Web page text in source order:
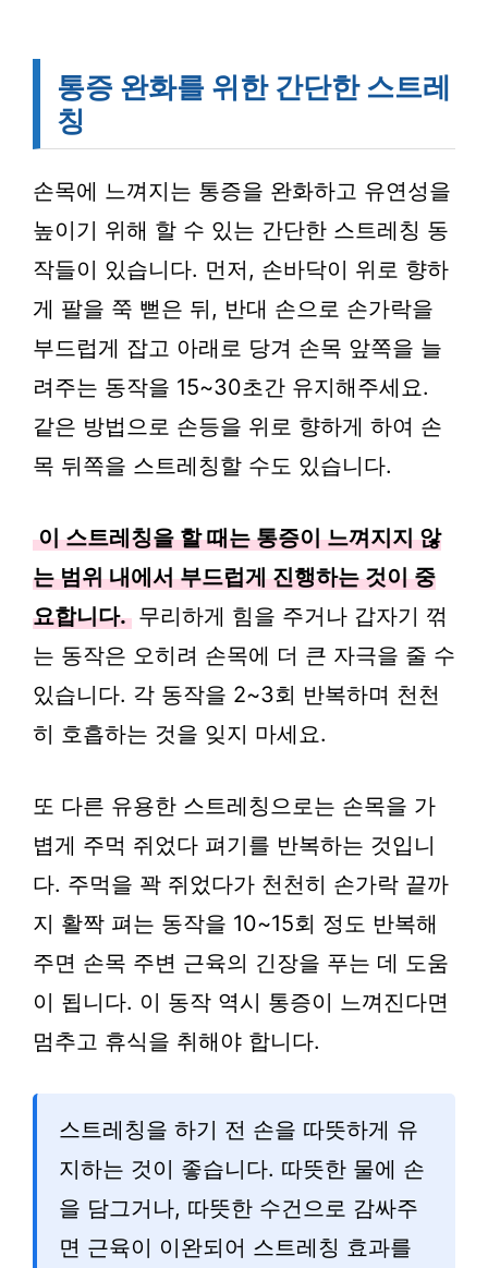
통증 완화를 위한 간단한 스트레
칭
손목에 느껴지는 통증을 완화하고 유연성을
높이기 위해 할 수 있는 간단한 스트레칭 동
작들이 있습니다. 먼저, 손바닥이 위로 향하
게 팔을 쭉 뻗은 뒤, 반대 손으로 손가락을
부드럽게 잡고 아래로 당겨 손목 앞쪽을 늘
려주는 동작을 15~30초간 유지해주세요.
같은 방법으로 손등을 위로 향하게 하여 손
목 뒤쪽을 스트레칭할 수도 있습니다.
이 스트레칭을 할 때는 통증이 느껴지지 않
는 범위 내에서 부드럽게 진행하는 것이 중
요합니다. 무리하게 힘을 주거나 갑자기 꺾
는 동작은 오히려 손목에 더 큰 자극을 줄 수
있습니다. 각 동작을 2~3회 반복하며 천천
히 호흡하는 것을 잊지 마세요.
또 다른 유용한 스트레칭으로는 손목을 가
볍게 주먹 쥐었다 펴기를 반복하는 것입니
다. 주먹을 꽉 쥐었다가 천천히 손가락 끝까
지 활짝 펴는 동작을 10~15회 정도 반복해
주면 손목 주변 근육의 긴장을 푸는 데 도움
이 됩니다. 이 동작 역시 통증이 느껴진다면
멈추고 휴식을 취해야 합니다.
스트레칭을 하기 전 손을 따뜻하게 유
지하는 것이 좋습니다. 따뜻한 물에 손
을 담그거나, 따뜻한 수건으로 감싸주
면 근육이 이완되어 스트레칭 효과를